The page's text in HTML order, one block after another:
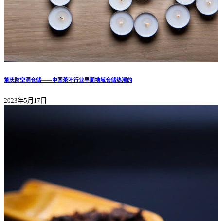
肇庆防空洞仓储——中国茶叶行业早期地域仓储热潮的
2023年5月17日